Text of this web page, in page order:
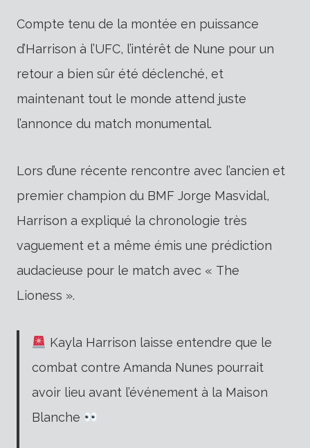
Compte tenu de la montée en puissance
d’Harrison à l’UFC, l’intérêt de Nune pour un
retour a bien sûr été déclenché, et
maintenant tout le monde attend juste
l’annonce du match monumental.
Lors d’une récente rencontre avec l’ancien et
premier champion du BMF Jorge Masvidal,
Harrison a expliqué la chronologie très
vaguement et a même émis une prédiction
audacieuse pour le match avec « The
Lioness ».
Kayla Harrison laisse entendre que le
combat contre Amanda Nunes pourrait
avoir lieu avant l’événement à la Maison
Blanche